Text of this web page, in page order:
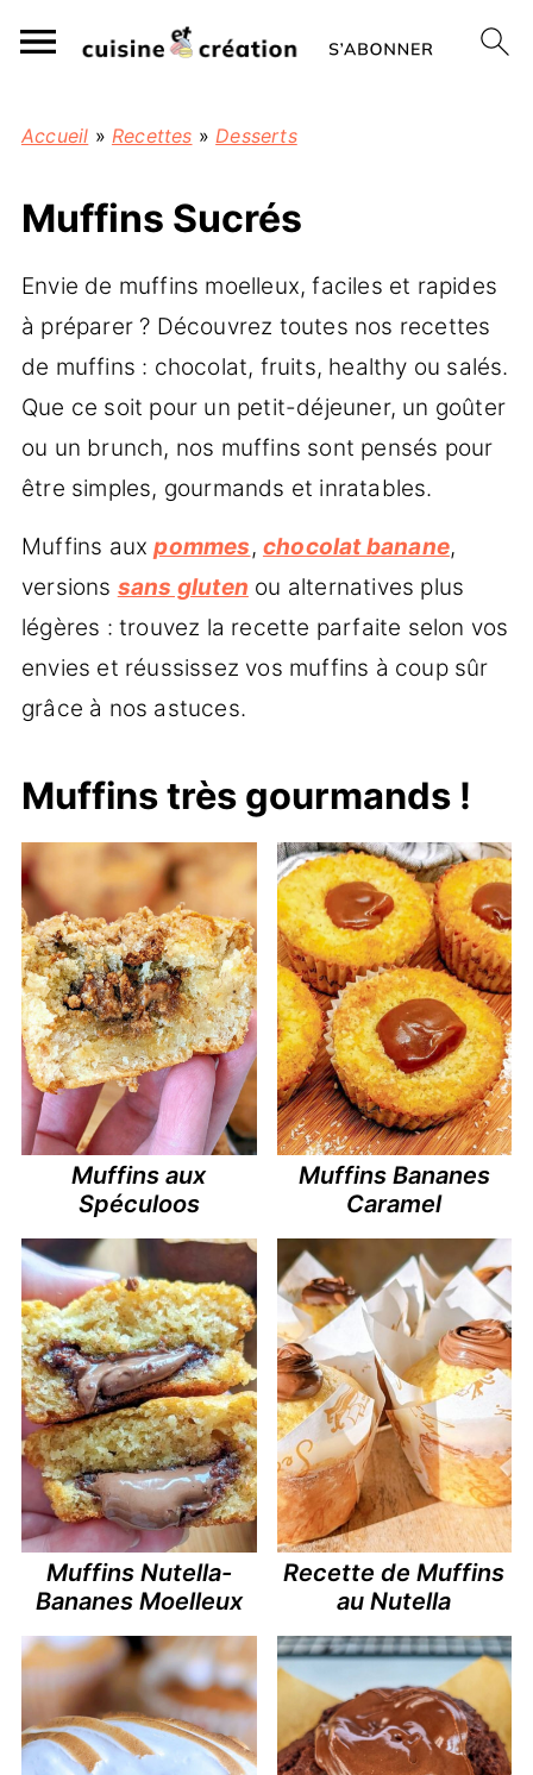
Accueil » Recettes »Desserts
Muffins Sucrés
Envie de muffins moelleux, faciles et rapides
à préparer ? Découvrez toutes nos recettes
de muffins : chocolat, fruits, healthy ou salés.
Que ce soit pour un petit-déjeuner, un goûter
ou un brunch, nos muffins sont pensés pour
être simples, gourmands et inratables.
Muffins auxpommes, chocolat banane,
versions sans gluten ou alternatives plus
légères : trouvez la recette parfaite selon vos
envies et réussissez vos muffins à coup sûr
grâce à nos astuces.
Muffins très gourmands !
Muffins aux
Spéculoos
Muffins Bananes
Caramel
Muffins Nutella-
Bananes Moelleux
Recette de Muffins
au Nutella